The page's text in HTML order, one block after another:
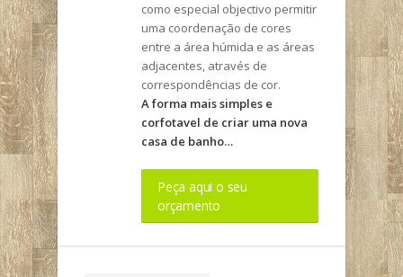
como especial objectivo permitir
uma coordenação de cores
entre a área húmida e as áreas
adjacentes, através de
correspondências de cor.
A forma mais simples e
corfotavel de criar uma nova
casa de banho…
Peça aqui o seu
orçamento